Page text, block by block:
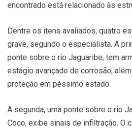
encontrado está relacionado às
Dentre os itens avaliados, quatro
grave, segundo o especialista. A
ponte sobre o rio Jaguaribe, tem
estágio avançado de corrosão,
proteção em péssimo estado.
A segunda, uma ponte sobre o rio
Coco, exibe sinais de infiltração. O